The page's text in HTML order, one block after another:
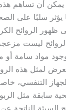
أن تساهم
يؤثر سلبًا على
ظهور الروائح
ليست
مواد سامة أو
لمثل هذه
التنفسي، خاصة
سابقة مثل
السيئة الناتجة